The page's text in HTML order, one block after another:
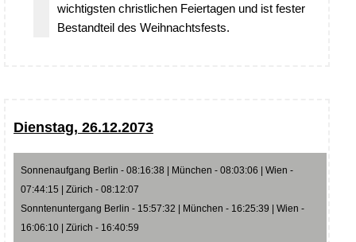
wichtigsten christlichen Feiertagen und ist fester
Bestandteil des Weihnachtsfests.
Dienstag, 26.12.2073
Sonnenaufgang Berlin - 08:16:38 | München - 08:03:06 | Wien -
07:44:15 | Zürich - 08:12:07
Sonntenuntergang Berlin - 15:57:32 | München - 16:25:39 | Wien -
16:06:10 | Zürich - 16:40:59